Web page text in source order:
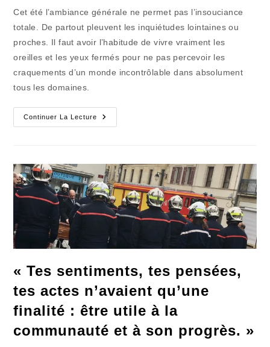
publication :
Cet été l’ambiance générale ne permet pas l’insouciance
totale. De partout pleuvent les inquiétudes lointaines ou
proches. Il faut avoir l’habitude de vivre vraiment les
oreilles et les yeux fermés pour ne pas percevoir les
craquements d’un monde incontrôlable dans absolument
tous les domaines.
Continuer La Lecture
Eté
Ou
Temps
De
La
Réserve
« Tes sentiments, tes pensées,
tes actes n’avaient qu’une
finalité : être utile à la
communauté et à son progrès. »